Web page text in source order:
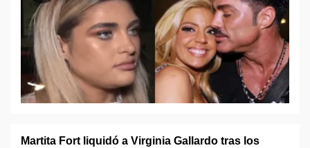
Martita Fort liquidó a Virginia Gallardo tras los